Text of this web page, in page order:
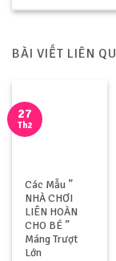
BÀI VIẾT LIÊN
Các Mẫu ”
NHÀ CHƠI
LIÊN HOÀN
CHO BÉ ”
Máng Trượt
Lớn
27
Th2